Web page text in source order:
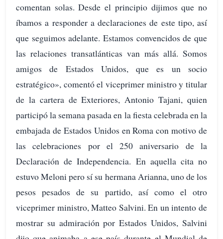
comentan solas. Desde el principio dijimos que no
íbamos a responder a declaraciones de este tipo, así
que seguimos adelante. Estamos convencidos de que
las relaciones transatlánticas van más allá. Somos
amigos de Estados Unidos, que es un socio
estratégico», comentó el viceprimer ministro y titular
de la cartera de Exteriores, Antonio Tajani, quien
participó la semana pasada en la fiesta celebrada en la
embajada de Estados Unidos en Roma con motivo de
las celebraciones por el 250 aniversario de la
Declaración de Independencia. En aquella cita no
estuvo Meloni pero sí su hermana Arianna, uno de los
pesos pesados de su partido, así como el otro
viceprimer ministro, Matteo Salvini. En un intento de
mostrar su admiración por Estados Unidos, Salvini